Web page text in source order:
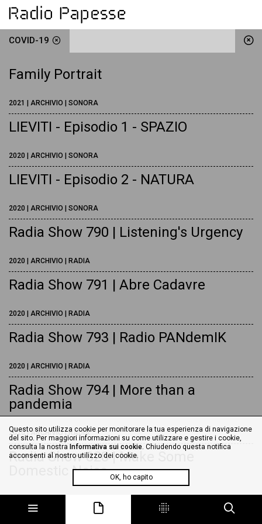
COVID-19
Family Portrait
2021 | ARCHIVIO | SONORA
LIEVITI - Episodio 1 - SPAZIO
2020 | ARCHIVIO | SONORA
LIEVITI - Episodio 2 - NATURA
2020 | ARCHIVIO | SONORA
Radia Show 790 | Listening's Urgency
2020 | ARCHIVIO | RADIA
Radia Show 791 | Abre Cadavre
2020 | ARCHIVIO | RADIA
Radia Show 793 | Radio PANdemIK
2020 | ARCHIVIO | RADIA
Radia Show 794 | More than a
pandemia
2020 | ARCHIVIO | RADIA
Radia Show 828 | Make Some
Domestic Noise
Questo sito utilizza cookie per monitorare la tua esperienza di navigazione
del sito. Per maggiori informazioni su come utilizzare e gestire i cookie,
consulta la nostra Informativa sui cookie. Chiudendo questa notifica
acconsenti al nostro utilizzo dei cookie.
OK, ho capito